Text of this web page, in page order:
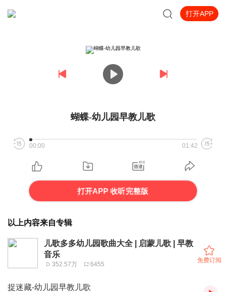
打开APP
蝴蝶-幼儿园早教儿歌
00:00 01:42
打开APP 收听完整版
以上内容来自专辑
儿歌多多幼儿园歌曲大全 | 启蒙儿歌 | 早教
音乐
352.57万 6455
免费订阅
捉迷藏-幼儿园早教儿歌